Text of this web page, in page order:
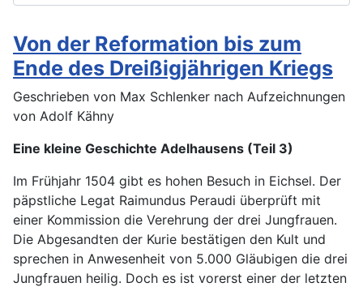
Von der Reformation bis zum
Ende des Dreißigjährigen Kriegs
Geschrieben von Max Schlenker nach Aufzeichnungen
von Adolf Kähny
Eine kleine Geschichte Adelhausens (Teil 3)
Im Frühjahr 1504 gibt es hohen Besuch in Eichsel. Der
päpstliche Legat Raimundus Peraudi überprüft mit
einer Kommission die Verehrung der drei Jungfrauen.
Die Abgesandten der Kurie bestätigen den Kult und
sprechen in Anwesenheit von 5.000 Gläubigen die drei
Jungfrauen heilig. Doch es ist vorerst einer der letzten